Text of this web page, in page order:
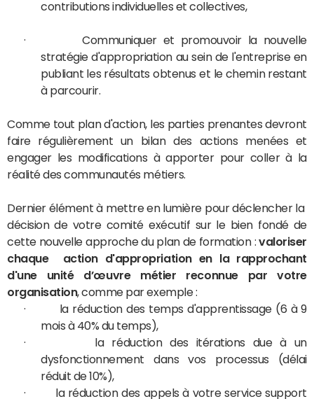
contributions individuelles et collectives,
· Communiquer et promouvoir la nouvelle
stratégie d'appropriation au sein de l'entreprise en
publiant les résultats obtenus et le chemin restant
à parcourir.
Comme tout plan d'action, les parties prenantes devront
faire régulièrement un bilan des actions menées et
engager les modifications à apporter pour coller à la
réalité des communautés métiers.
Dernier élément à mettre en lumière pour déclencher la
décision de votre comité exécutif sur le bien fondé de
cette nouvelle approche du plan de formation : valoriser
chaque action d'appropriation en la rapprochant
d'une unité d’œuvre métier reconnue par votre
organisation, comme par exemple :
· la réduction des temps d'apprentissage (6 à 9
mois à 40% du temps),
· la réduction des itérations due à un
dysfonctionnement dans vos processus (délai
réduit de 10%),
· la réduction des appels à votre service support